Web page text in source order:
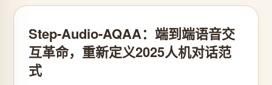
Step-Audio-AQAA：端到端语音交
互革命，重新定义2025人机对话范
式